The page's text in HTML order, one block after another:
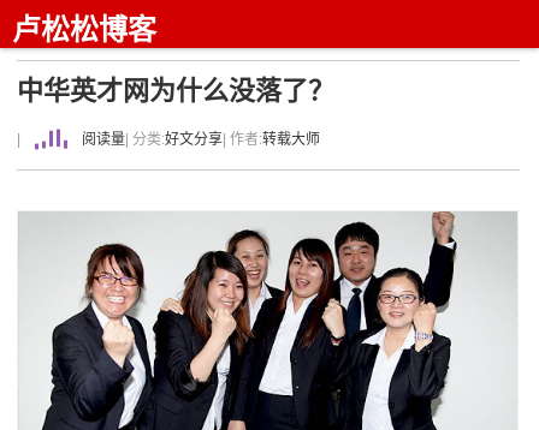
卢松松博客
中华英才网为什么没落了？
阅读量 | 分类:好文分享 | 作者:转载大师